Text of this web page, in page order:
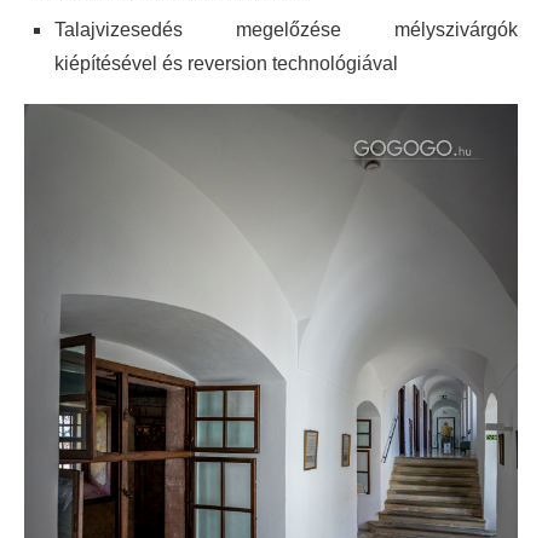
Talajvizesedés megelőzése mélyszivárgók
kiépítésével és reversion technológiával